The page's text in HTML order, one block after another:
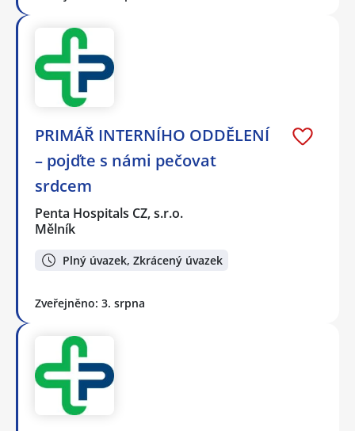
PRIMÁŘ INTERNÍHO ODDĚLENÍ
– pojďte s námi pečovat
srdcem
Penta Hospitals CZ, s.r.o.
Mělník
Plný úvazek, Zkrácený úvazek
Zveřejněno: 3. srpna